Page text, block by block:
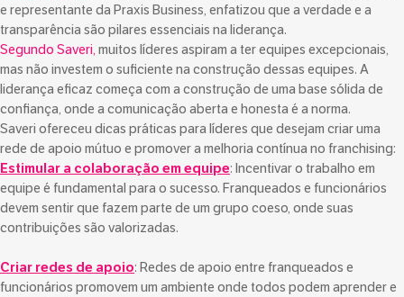
e representante da Praxis Business, enfatizou que a verdade e a
transparência são pilares essenciais na liderança.
Segundo Saveri, muitos líderes aspiram a ter equipes excepcionais,
mas não investem o suficiente na construção dessas equipes. A
liderança eficaz começa com a construção de uma base sólida de
confiança, onde a comunicação aberta e honesta é a norma.
Saveri ofereceu dicas práticas para líderes que desejam criar uma
rede de apoio mútuo e promover a melhoria contínua no franchising:
Estimular a colaboração em equipe: Incentivar o trabalho em
equipe é fundamental para o sucesso. Franqueados e funcionários
devem sentir que fazem parte de um grupo coeso, onde suas
contribuições são valorizadas.
Criar redes de apoio: Redes de apoio entre franqueados e
funcionários promovem um ambiente onde todos podem aprender e